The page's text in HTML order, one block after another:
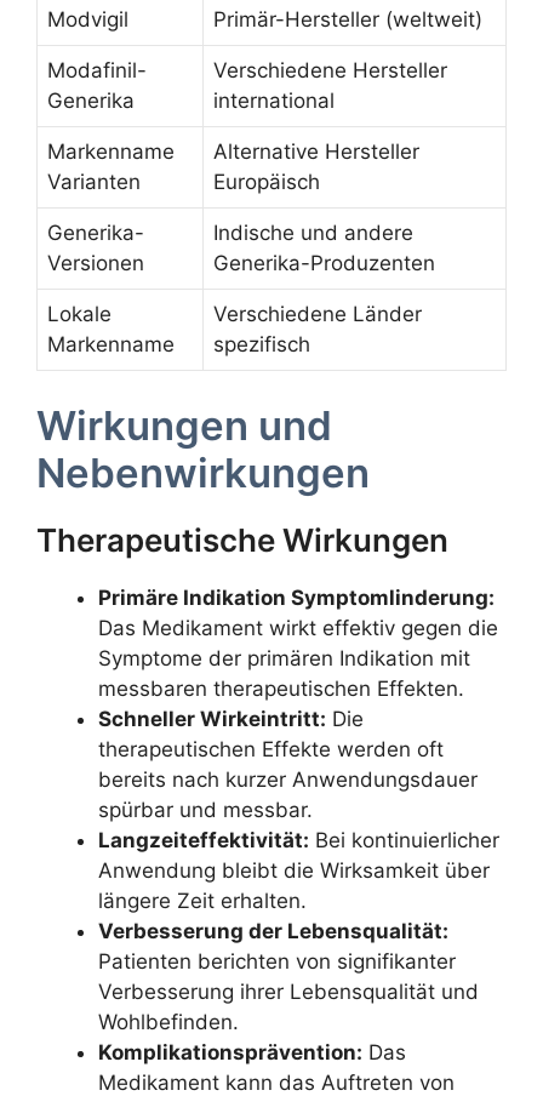
Modvigil Primär-Hersteller (weltweit)
Modafinil-
Generika
Verschiedene Hersteller
international
Markenname
Varianten
Alternative Hersteller
Europäisch
Generika-
Versionen
Indische und andere
Generika-Produzenten
Lokale
Markenname
Verschiedene Länder
spezifisch
Wirkungen und
Nebenwirkungen
Therapeutische Wirkungen
Primäre Indikation Symptomlinderung:
Das Medikament wirkt effektiv gegen die
Symptome der primären Indikation mit
messbaren therapeutischen Effekten.
Schneller Wirkeintritt: Die
therapeutischen Effekte werden oft
bereits nach kurzer Anwendungsdauer
spürbar und messbar.
Langzeiteffektivität: Bei kontinuierlicher
Anwendung bleibt die Wirksamkeit über
längere Zeit erhalten.
Verbesserung der Lebensqualität:
Patienten berichten von signifikanter
Verbesserung ihrer Lebensqualität und
Wohlbefinden.
Komplikationsprävention: Das
Medikament kann das Auftreten von